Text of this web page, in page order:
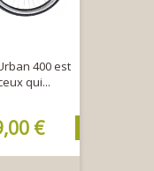
400 est
qui...
€